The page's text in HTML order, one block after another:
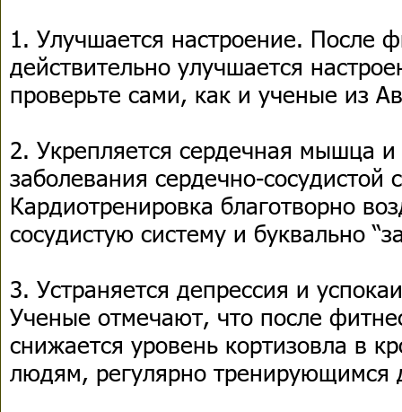
1. Улучшается настроение. После
действительно улучшается
проверьте сами, как и ученые из
2. Укрепляется сердечная мышца
заболевания сердечно-сосудистой
Кардиотренировка благотворно
сосудистую систему и буквально
3. Устраняется депрессия и
Ученые отмечают, что после
снижается уровень кортизовла в
людям, регулярно тренирующимся